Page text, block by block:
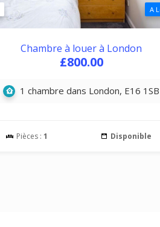
A
Chambre à louer à London
£800.00
1 chambre dans London, E16 1SB
Pièces :1 Disponible